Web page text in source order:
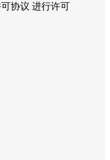
协议 进行许可